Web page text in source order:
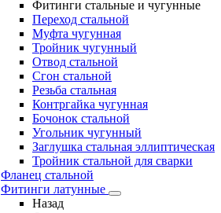
Фитинги стальные и чугунные
Переход стальной
Муфта чугунная
Тройник чугунный
Отвод стальной
Сгон стальной
Резьба стальная
Контргайка чугунная
Бочонок стальной
Угольник чугунный
Заглушка стальная эллиптическая
Тройник стальной для сварки
Фланец стальной
Фитинги латунные
Назад